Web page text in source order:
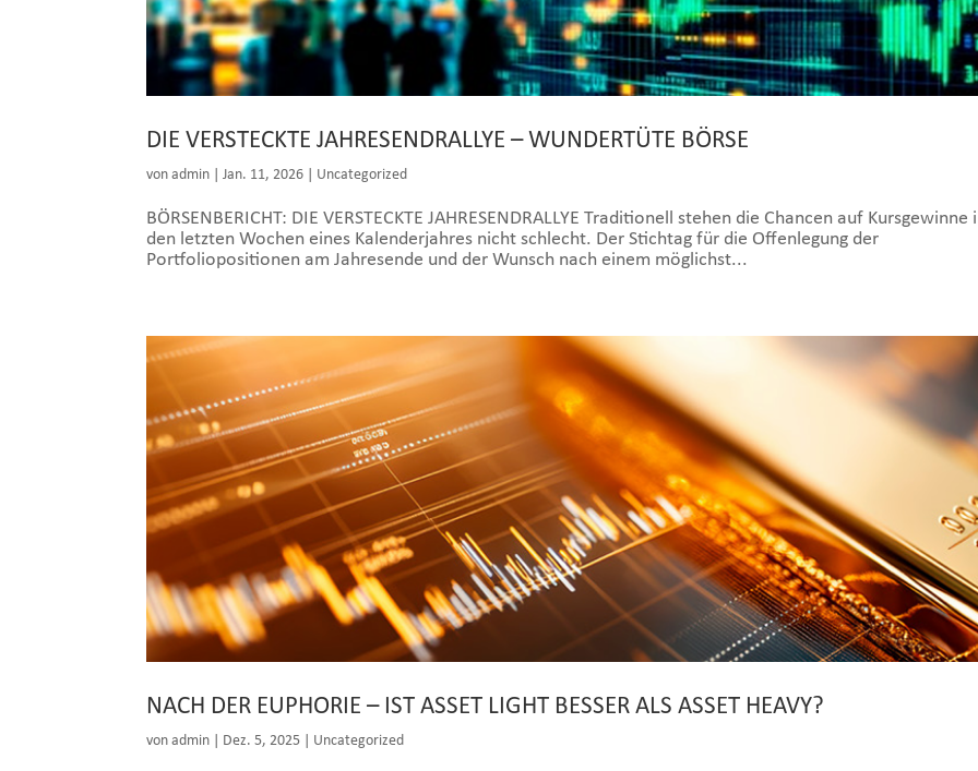
DIE VERSTECKTE JAHRESENDRALLYE – WUNDERTÜTE BÖRSE
vonadmin |Jan. 11, 2026 Uncategorized
BÖRSENBERICHT: DIE VERSTECKTE JAHRESENDRALLYE Traditionell stehen die Chancen auf Kursgewinne
den letzten Wochen eines Kalenderjahres nicht schlecht. Der Stichtag für die Offenlegung der
Portfoliopositionen am Jahresende und der Wunsch nach einem möglichst...
NACH DER EUPHORIE – IST ASSET LIGHT BESSER ALS ASSET HEAVY?
vonadmin Dez. 5, 2025 Uncategorized